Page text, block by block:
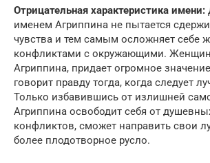
Отрицательная характеристика имени:
именем Агриппина не пытается
чувства и тем самым осложняет себе
конфликтами с окружающими.
Агриппина, придает огромное
говорит правду тогда, когда следует
Только избавившись от излишней
Агриппина освободит себя от
конфликтов, сможет направить свои
более плодотворное русло.